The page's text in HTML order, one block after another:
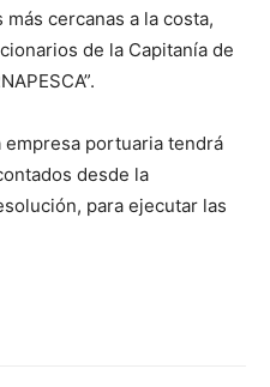
cercanas a la costa,
de la Capitanía de
portuaria tendrá
desde la
para ejecutar las